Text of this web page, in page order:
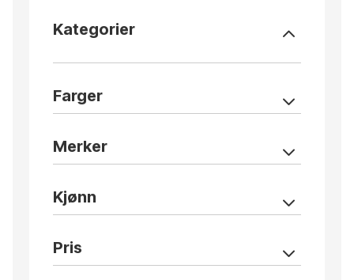
Kategorier
Farger
Merker
Kjønn
Pris